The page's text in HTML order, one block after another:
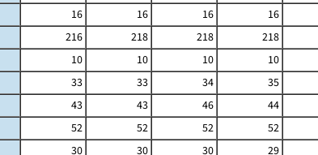
16 16 16 16
216 218 218 218
10 10 10 10
33 33 34 35
43 43 46 44
52 52 52 52
30 30 30 29